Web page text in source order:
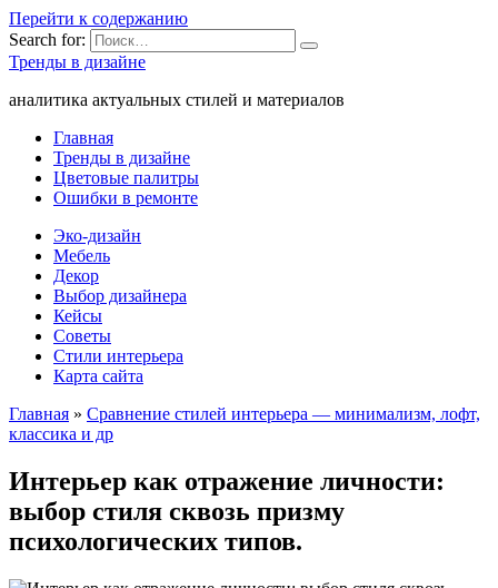
Перейти к содержанию
Search for:
Тренды в дизайне
аналитика актуальных стилей и материалов
Главная
Тренды в дизайне
Цветовые палитры
Ошибки в ремонте
Эко-дизайн
Мебель
Декор
Выбор дизайнера
Кейсы
Советы
Стили интерьера
Карта сайта
Главная » Сравнение стилей интерьера — минимализм, лофт,
классика и др
Интерьер как отражение личности:
выбор стиля сквозь призму
психологических типов.